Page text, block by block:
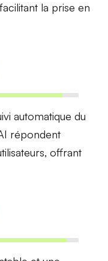
la prise en
automatique du
répondent
offrant